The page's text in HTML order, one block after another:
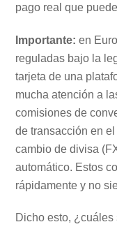
pago real que
Importante: en
reguladas bajo la
tarjeta de una
mucha atención a
comisiones de
de transacción en
cambio de divisa
automático. Estos
rápidamente y no
Dicho esto,